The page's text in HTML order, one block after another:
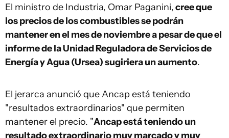
El ministro de Industria, Omar Paganini,cree que
los precios de los combustibles se podrán
mantener en el mes de noviembre a pesar de que el
informe de la Unidad Reguladora de Servicios de
Energía y Agua (Ursea) sugiriera un aumento.
El jerarca anunció que Ancap está teniendo
"resultados extraordinarios" que permiten
mantener el precio. "Ancap está teniendo un
resultado extraordinario muy marcado y muy